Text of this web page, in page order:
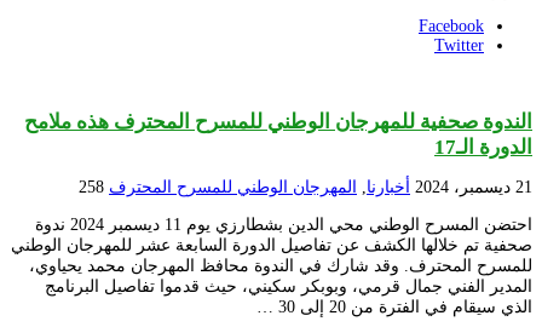
Facebook
Twitter
الندوة صحفية للمهرجان الوطني للمسرح المحترف هذه ملامح
الدورة الـ17
21 ديسمبر، 2024 أخبارنا المهرجان الوطني للمسرح المحترف 258
احتضن المسرح الوطني محي الدين بشطارزي يوم 11 ديسمبر 2024 ندوة
صحفية تم خلالها الكشف عن تفاصيل الدورة السابعة عشر للمهرجان الوطني
للمسرح المحترف. وقد شارك في الندوة محافظ المهرجان محمد يحياوي،
المدير الفني جمال قرمي، وبوبكر سكيني، حيث قدموا تفاصيل البرنامج
الذي سيقام في الفترة من 20 إلى 30 …